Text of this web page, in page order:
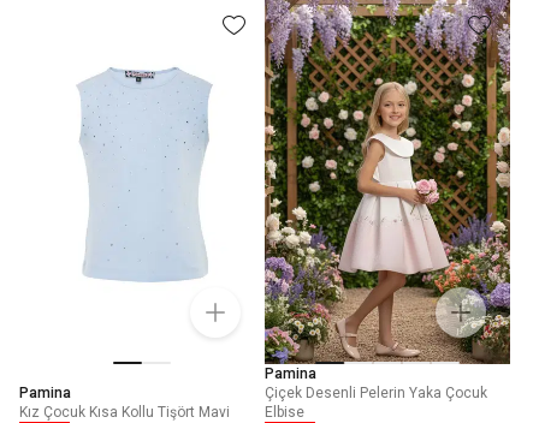
Pamina
Kız Çocuk Kısa Kollu Tişört Mavi
Pamina
Çiçek Desenli Pelerin Yaka Çocuk
Elbise